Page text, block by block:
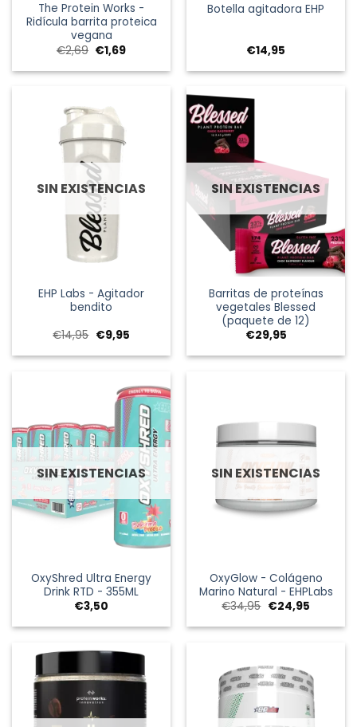
The Protein Works -
Ridícula barrita proteica
vegana
€2,69 El
precio
original
€1,69El
actual
Botella agitadora EHP
€14,95
SIN EXISTENCIAS
EHP Labs - Agitador
bendito
€14,95 El
precio
original
€9,95El
actual
SIN EXISTENCIAS
Barritas de proteínas
vegetales Blessed
(paquete de 12)
€29,95
SIN EXISTENCIAS
OxyShred Ultra Energy
Drink RTD - 355ML
€3,50
SIN EXISTENCIAS
OxyGlow - Colágeno
Marino Natural - EHPLabs
€34,95 El
precio
original
€24,95El
actual
€24,95.